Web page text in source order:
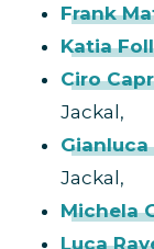
Frank
Katia
Ciro
Jackal,
Jackal,
Michela
Luca